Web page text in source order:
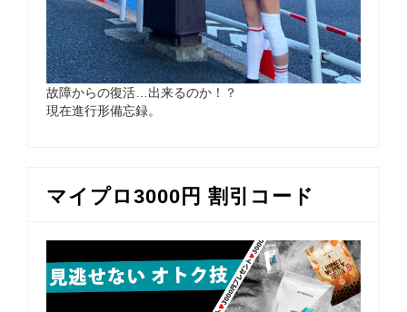
故障からの復活…出来るのか！？
現在進行形備忘録。
マイプロ3000円 割引コード